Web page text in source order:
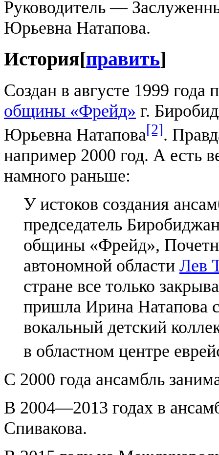
Руководитель —
Юрьевна Натапова.
История[править]
Создан в августе 1999 года
общины «Фрейд» г.
Юрьевна Натапова[2].
например 2000 год. А есть
намного раньше:
У истоков создания
председатель
общины «Фрейд»,
автономной области Лев
стране все только
пришла Ирина Натапова
вокальный детский
в областном центре
С 2000 года ансамбль
В 2004—2013 годах в
Спивакова.